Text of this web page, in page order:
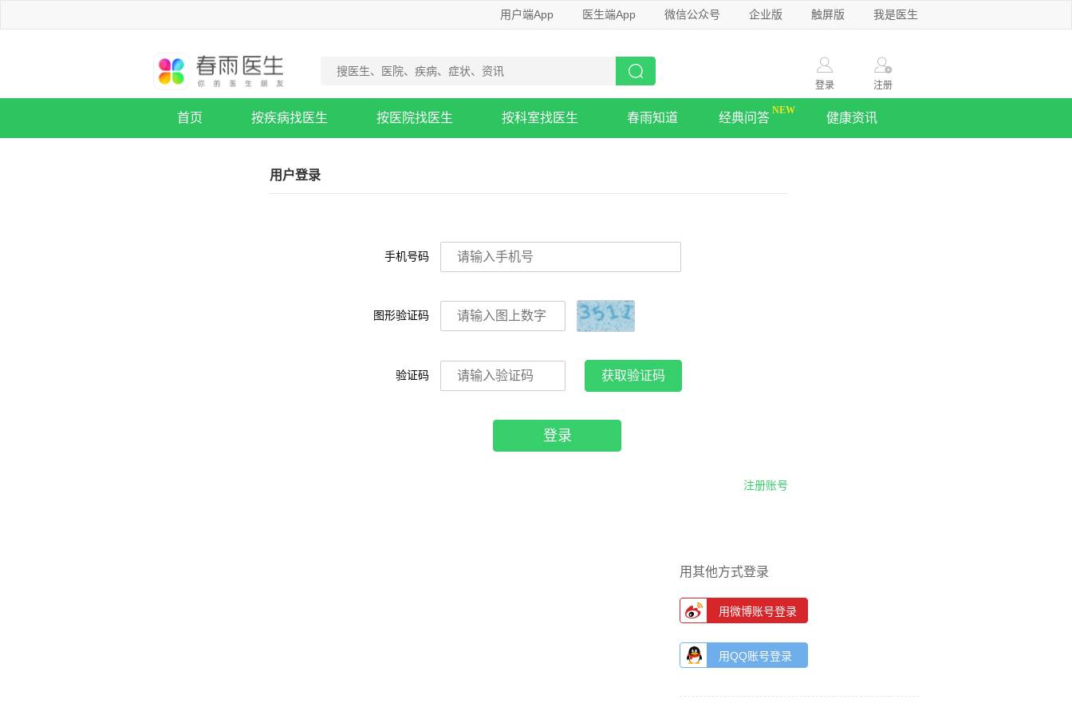
用户端App 医生端App 微信公众号 企业版 触屏版 我是医生
登录 注册
首页 按疾病找医生 按医院找医生 按科室找医生 春雨知道 经典问答 健康资讯
用户登录
手机号码
图形验证码
验证码 获取验证码
登录
注册账号
用其他方式登录
用微博账号登录
用QQ账号登录